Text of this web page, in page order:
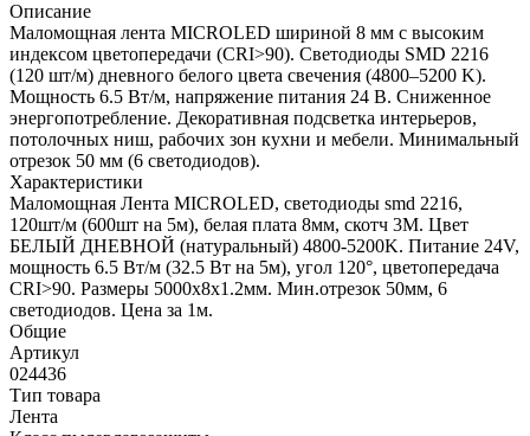
Описание
Маломощная лента MICROLED шириной 8 мм с высоким
индексом цветопередачи (CRI>90). Светодиоды SMD 2216
(120 шт/м) дневного белого цвета свечения (4800–5200 K).
Мощность 6.5 Вт/м, напряжение питания 24 В. Сниженное
энергопотребление. Декоративная подсветка интерьеров,
потолочных ниш, рабочих зон кухни и мебели. Минимальный
отрезок 50 мм (6 светодиодов).
Характеристики
Маломощная Лента MICROLED, светодиоды smd 2216,
120шт/м (600шт на 5м), белая плата 8мм, скотч 3М. Цвет
БЕЛЫЙ ДНЕВНОЙ (натуральный) 4800-5200K. Питание 24V,
мощность 6.5 Вт/м (32.5 Вт на 5м), угол 120°, цветопередача
CRI>90. Размеры 5000х8х1.2мм. Мин.отрезок 50мм, 6
светодиодов. Цена за 1м.
Общие
Артикул
024436
Тип товара
Лента